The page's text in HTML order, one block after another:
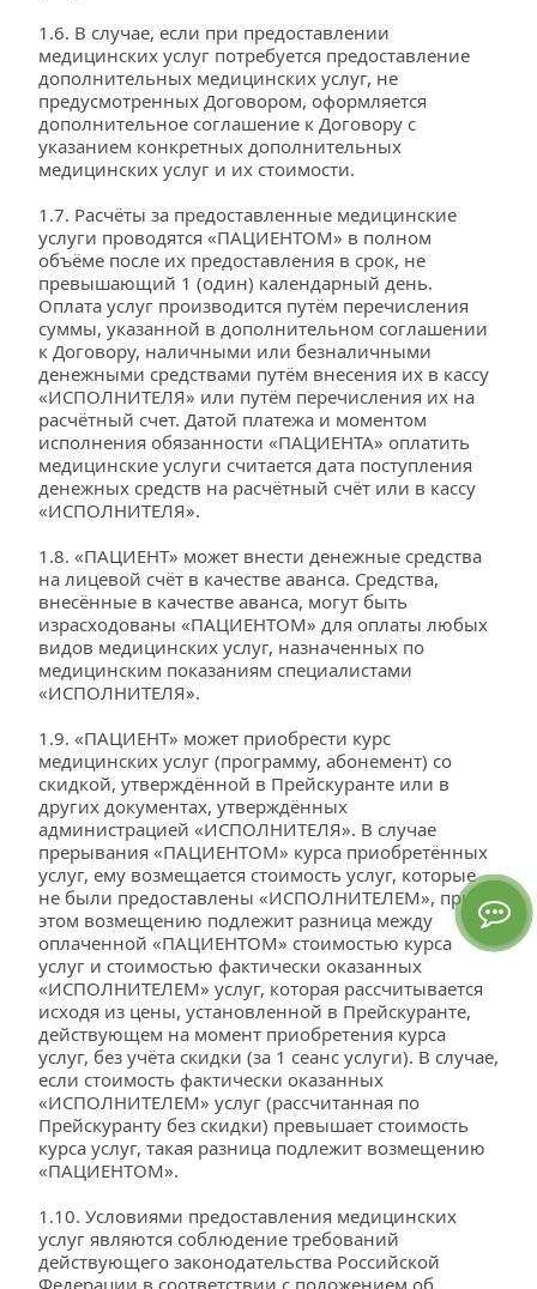
1.6. В случае, если при предоставлении
медицинских услуг потребуется предоставление
дополнительных медицинских услуг, не
предусмотренных Договором, оформляется
дополнительное соглашение к Договору с
указанием конкретных дополнительных
медицинских услуг и их стоимости.
1.7. Расчёты за предоставленные медицинские
услуги проводятся «ПАЦИЕНТОМ» в полном
объёме после их предоставления в срок, не
превышающий 1 (один) календарный день.
Оплата услуг производится путём перечисления
суммы, указанной в дополнительном соглашении
к Договору, наличными или безналичными
денежными средствами путём внесения их в кассу
«ИСПОЛНИТЕЛЯ» или путём перечисления их на
расчётный счет. Датой платежа и моментом
исполнения обязанности «ПАЦИЕНТА» оплатить
медицинские услуги считается дата поступления
денежных средств на расчётный счёт или в кассу
«ИСПОЛНИТЕЛЯ».
1.8. «ПАЦИЕНТ» может внести денежные средства
на лицевой счёт в качестве аванса. Средства,
внесённые в качестве аванса, могут быть
израсходованы «ПАЦИЕНТОМ» для оплаты любых
видов медицинских услуг, назначенных по
медицинским показаниям специалистами
«ИСПОЛНИТЕЛЯ».
1.9. «ПАЦИЕНТ» может приобрести курс
медицинских услуг (программу, абонемент) со
скидкой, утверждённой в Прейскуранте или в
других документах, утверждённых
администрацией «ИСПОЛНИТЕЛЯ». В случае
прерывания «ПАЦИЕНТОМ» курса приобретённых
услуг, ему возмещается стоимость услуг, которые
не были предоставлены «ИСПОЛНИТЕЛЕМ», при
этом возмещению подлежит разница между
оплаченной «ПАЦИЕНТОМ» стоимостью курса
услуг и стоимостью фактически оказанных
«ИСПОЛНИТЕЛЕМ» услуг, которая рассчитывается
исходя из цены, установленной в Прейскуранте,
действующем на момент приобретения курса
услуг, без учёта скидки (за 1 сеанс услуги). В случае,
если стоимость фактически оказанных
«ИСПОЛНИТЕЛЕМ» услуг (рассчитанная по
Прейскуранту без скидки) превышает стоимость
курса услуг, такая разница подлежит возмещению
«ПАЦИЕНТОМ».
1.10. Условиями предоставления медицинских
услуг являются соблюдение требований
действующего законодательства Российской
Федерации в соответствии с положением об